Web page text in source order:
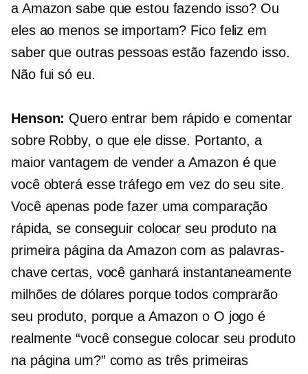
a Amazon sabe que estou fazendo isso? Ou
eles ao menos se importam? Fico feliz em
saber que outras pessoas estão fazendo isso.
Não fui só eu.
Henson: Quero entrar bem rápido e comentar
sobre Robby, o que ele disse. Portanto, a
maior vantagem de vender a Amazon é que
você obterá esse tráfego em vez do seu site.
Você apenas pode fazer uma comparação
rápida, se conseguir colocar seu produto na
primeira página da Amazon com as palavras-
chave certas, você ganhará instantaneamente
milhões de dólares porque todos comprarão
seu produto, porque a Amazon o O jogo é
realmente “você consegue colocar seu produto
na página um?” como as três primeiras